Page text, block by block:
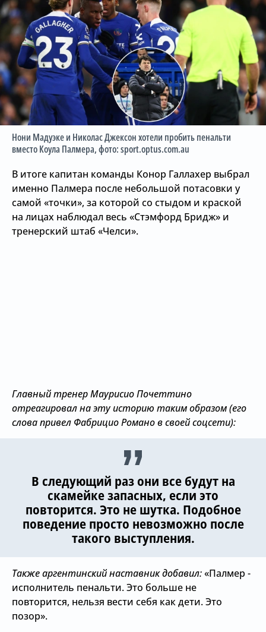
Нони Мадуэке и Николас Джексон хотели пробить пенальти
вместо Коула Палмера, фото: sport.optus.com.au
В итоге капитан команды Конор Галлахер выбрал
именно Палмера после небольшой потасовки у
самой «точки», за которой со стыдом и краской
на лицах наблюдал весь «Стэмфорд Бридж» и
тренерский штаб «Челси».
Главный тренер Маурисио Почеттино
отреагировал на эту историю таким образом (его
слова привел Фабрицио Романо в своей соцсети):
В следующий раз они все будут на
скамейке запасных, если это
повторится. Это не шутка. Подобное
поведение просто невозможно после
такого выступления.
Также аргентинский наставник добавил:«Палмер -
исполнитель пенальти. Это больше не
повторится, нельзя вести себя как дети. Это
позор».